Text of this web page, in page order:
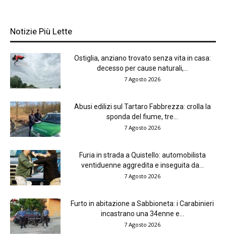
Notizie Più Lette
Ostiglia, anziano trovato senza vita in casa:
decesso per cause naturali,...
7 Agosto 2026
Abusi edilizi sul Tartaro Fabbrezza: crolla la
sponda del fiume, tre...
7 Agosto 2026
Furia in strada a Quistello: automobilista
ventiduenne aggredita e inseguita da...
7 Agosto 2026
Furto in abitazione a Sabbioneta: i Carabinieri
incastrano una 34enne e...
7 Agosto 2026